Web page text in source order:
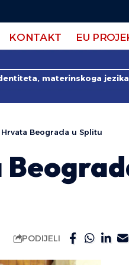
KONTAKT EU
materinskoga
Beograda u Splitu
PODIJELI